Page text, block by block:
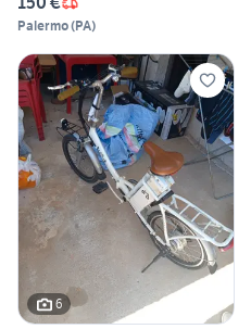
Palermo(PA)
6